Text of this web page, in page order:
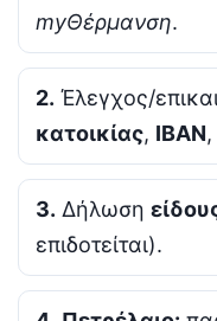
myΘέρμανση.
2. Έλεγχος/
κατοικίας, IBAN,
3. Δήλωση
επιδοτείται).